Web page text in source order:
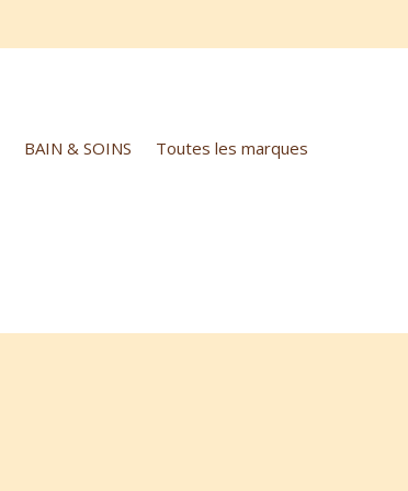
BAIN & SOINS Toutes les marques